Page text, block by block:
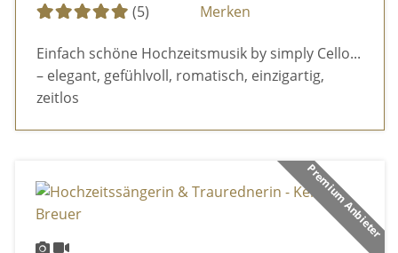
(5)
Merken
Einfach schöne Hochzeitsmusik by simply Cello...
– elegant, gefühlvoll, romatisch, einzigartig,
zeitlos
Premium Anbieter